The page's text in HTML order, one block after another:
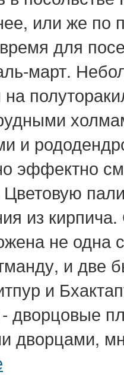
или же по
для
март.
и
эффектно
из
не одна
и две
и
дворцовые
дворцами,